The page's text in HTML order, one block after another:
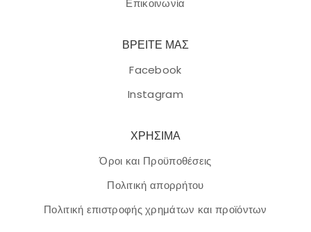
Επικοινωνία
ΒΡΕΙΤΕ ΜΑΣ
Facebook
Instagram
ΧΡΗΣΙΜΑ
Όροι και Προϋποθέσεις
Πολιτική απορρήτου
Πολιτική επιστροφής χρημάτων και προϊόντων